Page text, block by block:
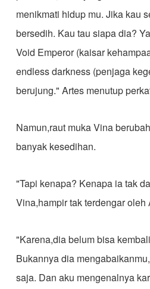
menikmati hidup mu. Jika kau
bersedih. Kau tau siapa dia?
Void Emperor (kaisar
endless darkness (penjaga
berujung." Artes menutup
Namun,raut muka Vina
banyak kesedihan.
"Tapi kenapa? Kenapa ia tak
Vina,hampir tak terdengar oleh
"Karena,dia belum bisa
Bukannya dia
saja. Dan aku mengenalnya